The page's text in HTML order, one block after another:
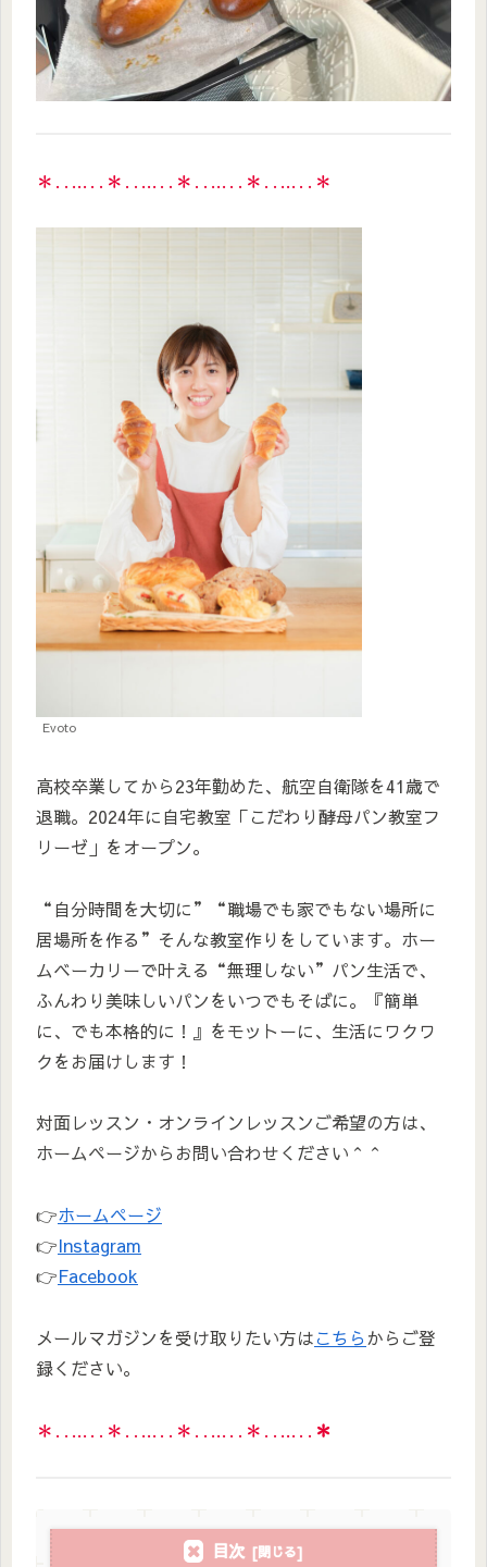
＊‥…‥＊‥…‥＊‥…‥＊‥…‥＊
Evoto
高校卒業してから23年勤めた、航空自衛隊を41歳で
退職。2024年に自宅教室「こだわり酵母パン教室フ
リーゼ」をオープン。
“自分時間を大切に”“職場でも家でもない場所に
居場所を作る”そんな教室作りをしています。ホー
ムベーカリーで叶える“無理しない”パン生活で、
ふんわり美味しいパンをいつでもそばに。『簡単
に、でも本格的に！』をモットーに、生活にワクワ
クをお届けします！
対面レッスン・オンラインレッスンご希望の方は、
ホームページからお問い合わせください＾＾
👉ホームページ
👉Instagram
👉Facebook
メールマガジンを受け取りたい方はこちら からご登
録ください。
＊‥…‥＊‥…‥＊‥…‥＊‥…‥ ＊
目次